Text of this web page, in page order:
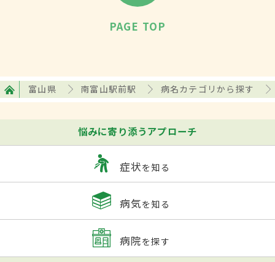
PAGE TOP
富山県 南富山駅前駅 病名カテゴリから探す
悩みに寄り添うアプローチ
症状を知る
病気を知る
病院を探す